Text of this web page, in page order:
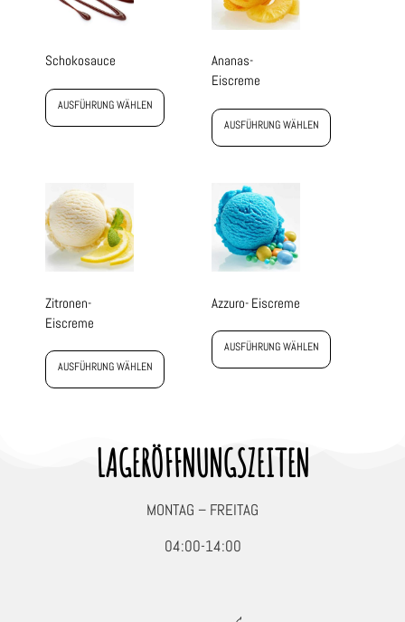
Schokosauce
AUSFÜHRUNG WÄHLEN
Ananas-
Eiscreme
AUSFÜHRUNG WÄHLEN
Zitronen-
Eiscreme
AUSFÜHRUNG WÄHLEN
Azzuro- Eiscreme
AUSFÜHRUNG WÄHLEN
LAGERÖFFNUNGSZEITEN
MONTAG – FREITAG
04:00-14:00